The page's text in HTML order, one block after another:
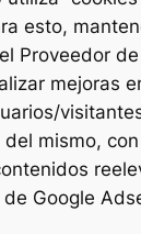
esto,
Proveedor
mejoras
mismo,
Google